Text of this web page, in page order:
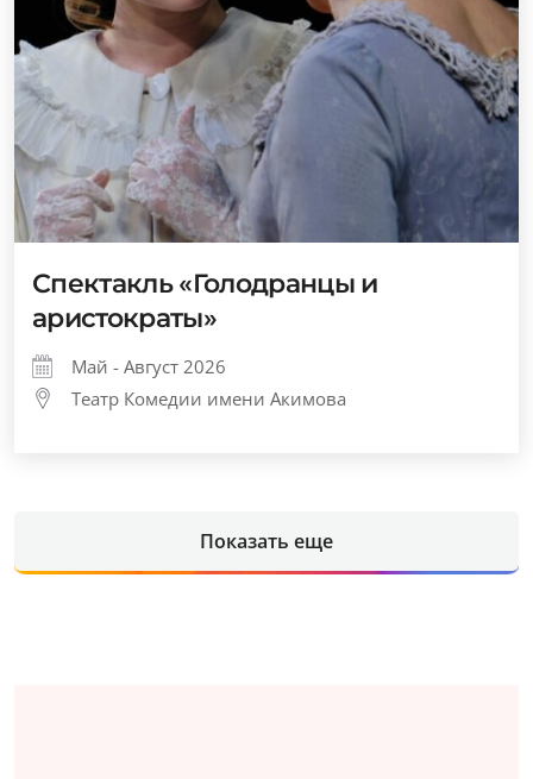
Спектакль «Голодранцы и
аристократы»
Май - Август 2026
Театр Комедии имени Акимова
Показать еще